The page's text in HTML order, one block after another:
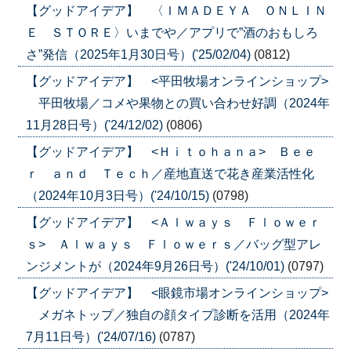
【グッドアイデア】 〈ＩＭＡＤＥＹＡ ＯＮＬＩＮ
Ｅ ＳＴＯＲＥ〉いまでや／アプリで”酒のおもしろ
さ”発信（2025年1月30日号）('25/02/04) (0812)
【グッドアイデア】 <平田牧場オンラインショップ>
平田牧場／コメや果物との買い合わせ好調（2024年
11月28日号）('24/12/02) (0806)
【グッドアイデア】 <Ｈｉｔｏｈａｎａ> Ｂｅｅ
ｒ ａｎｄ Ｔｅｃｈ／産地直送で花き産業活性化
（2024年10月3日号）('24/10/15) (0798)
【グッドアイデア】 <Ａｌｗａｙｓ Ｆｌｏｗｅｒ
ｓ> Ａｌｗａｙｓ Ｆｌｏｗｅｒｓ／バッグ型アレ
ンジメントが（2024年9月26日号）('24/10/01) (0797)
【グッドアイデア】 <眼鏡市場オンラインショップ>
メガネトップ／独自の顔タイプ診断を活用（2024年
7月11日号）('24/07/16) (0787)